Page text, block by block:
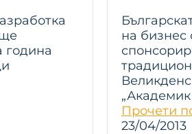
година
на бизнес
Прочети
23/04/2013